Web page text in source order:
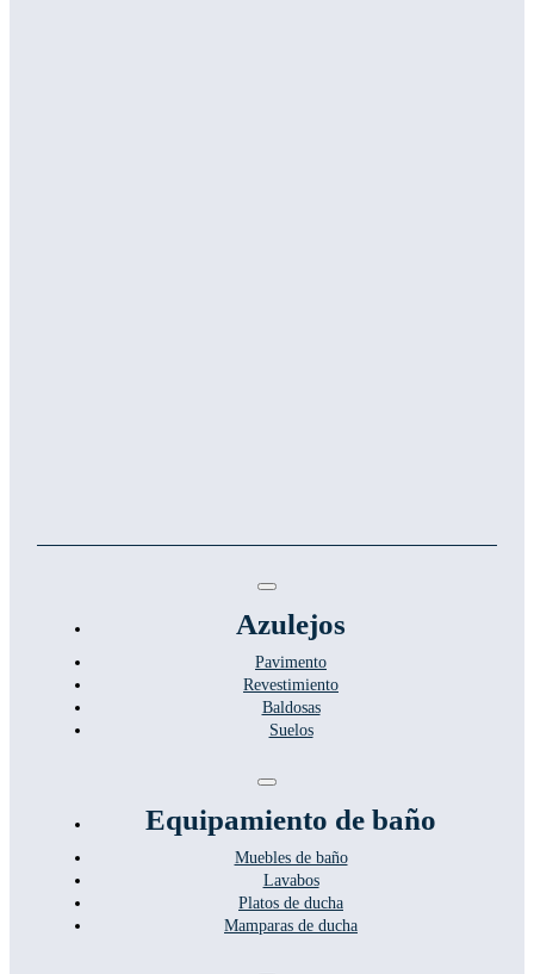
Toggle
Navigation
Azulejos
Pavimento
Revestimiento
Baldosas
Suelos
Toggle
Navigation
Equipamiento de baño
Muebles de baño
Lavabos
Platos de ducha
Mamparas de ducha